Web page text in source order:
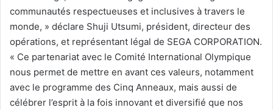
communautés respectueuses et inclusives à travers le
monde, » déclare Shuji Utsumi, président, directeur des
opérations, et représentant légal de SEGA CORPORATION.
« Ce partenariat avec le Comité International Olympique
nous permet de mettre en avant ces valeurs, notamment
avec le programme des Cinq Anneaux, mais aussi de
célébrer l’esprit à la fois innovant et diversifié que nos